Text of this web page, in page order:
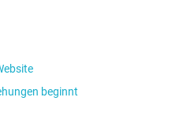
beginnt